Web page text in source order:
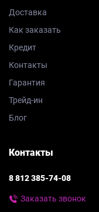
Доставка
Как заказать
Кредит
Контакты
Гарантия
Трейд-ин
Блог
Контакты
8 812 385-74-08
Заказать звонок